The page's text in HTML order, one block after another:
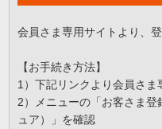
会員さま専用サイトより、
【お手続き方法】
1）下記リンクより会員さま
2）メニューの「お客さま
ュア）」を確認